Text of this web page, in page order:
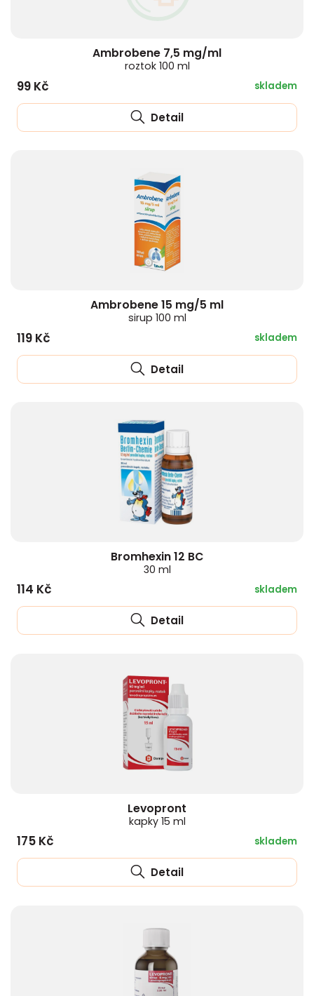
Ambrobene 7,5 mg/ml
roztok 100 ml
99 Kč skladem
Detail
Ambrobene 15 mg/5 ml
sirup 100 ml
119 Kč skladem
Detail
Bromhexin 12 BC
30 ml
114 Kč skladem
Detail
Levopront
kapky 15 ml
175 Kč skladem
Detail